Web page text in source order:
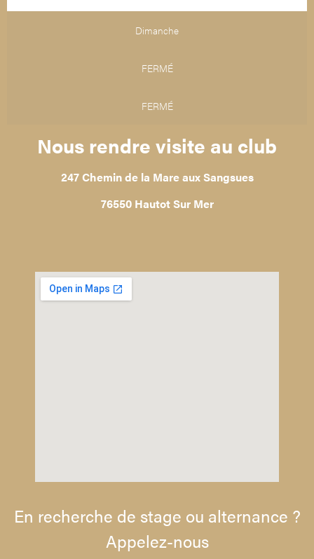
Dimanche
FERMÉ
FERMÉ
Nous rendre visite au club
247 Chemin de la Mare aux Sangsues
76550 Hautot Sur Mer
En recherche de stage ou alternance ?
Appelez-nous